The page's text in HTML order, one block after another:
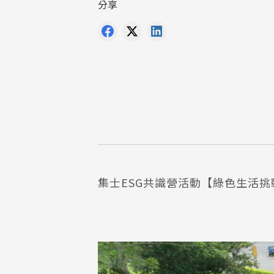
分享
集士ESG共識營活動【綠色生活